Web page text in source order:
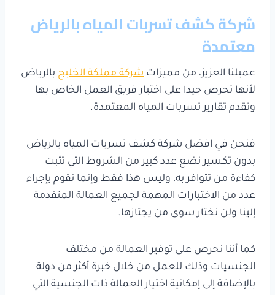
شركة كشف تسربات المياه بالرياض
معتمدة
عميلنا العزيز، من مميزات شركة مملكة الخليج بالرياض
لأنها تحرص جيدا على اختيار فريق العمل الخاص بها
وتقدم تقارير تسربات المياه المعتمدة.
فنحن في افضل شركة كشف تسربات المياه بالرياض
بدون تكسير نضع عدد كبير من الشروط التي تثبت
كفاءة من تتوافر به، وليس هذا فقط وإنما نقوم بإجراء
عدد من الاختبارات المهمة لجميع العمالة المتقدمة
إلينا ولن نختار سوى من يجتازها.
كما أننا نحرص على توفير العمالة من مختلف
الجنسيات وذلك للعمل من خلال خبرة أكثر من دولة
بالإضافة إلى إمكانية اختيار العمالة ذات الجنسية التي